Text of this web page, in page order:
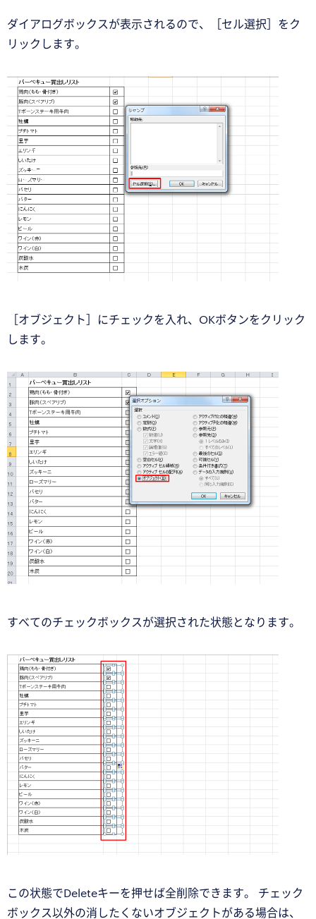
ダイアログボックスが表示されるので、［セル選択］をク
リックします。
［オブジェクト］にチェックを入れ、OKボタンをクリック
します。
すべてのチェックボックスが選択された状態となります。
この状態でDeleteキーを押せば全削除できます。 チェック
ボックス以外の消したくないオブジェクトがある場合は、